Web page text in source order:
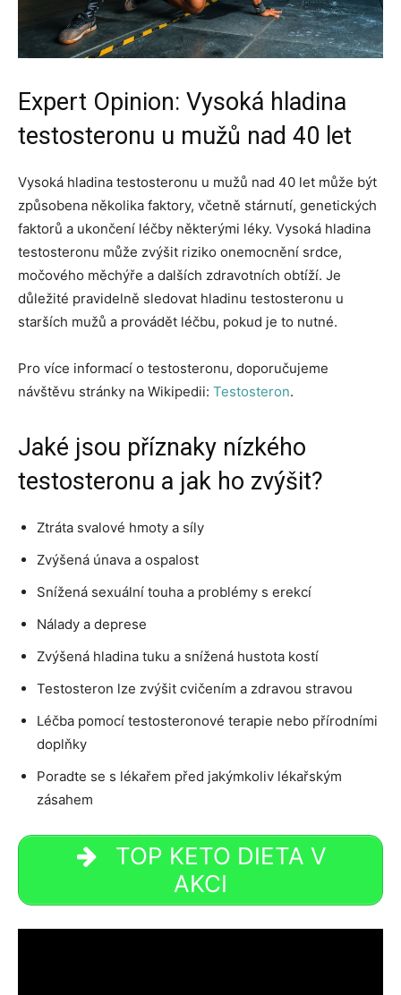
Expert Opinion: Vysoká hladina
testosteronu u mužů nad 40 let
Vysoká hladina testosteronu u mužů nad 40 let může být
způsobena několika faktory, včetně stárnutí, genetických
faktorů a ukončení léčby některými léky. Vysoká hladina
testosteronu může zvýšit riziko onemocnění srdce,
močového měchýře a dalších zdravotních obtíží. Je
důležité pravidelně sledovat hladinu testosteronu u
starších mužů a provádět léčbu, pokud je to nutné.
Pro více informací o testosteronu, doporučujeme
návštěvu stránky na Wikipedii: Testosteron.
Jaké jsou příznaky nízkého
testosteronu a jak ho zvýšit?
Ztráta svalové hmoty a síly
Zvýšená únava a ospalost
Snížená sexuální touha a problémy s erekcí
Nálady a deprese
Zvýšená hladina tuku a snížená hustota kostí
Testosteron lze zvýšit cvičením a zdravou stravou
Léčba pomocí testosteronové terapie nebo přírodními
doplňky
Poradte se s lékařem před jakýmkoliv lékařským
zásahem
TOP KETO DIETA V
AKCI